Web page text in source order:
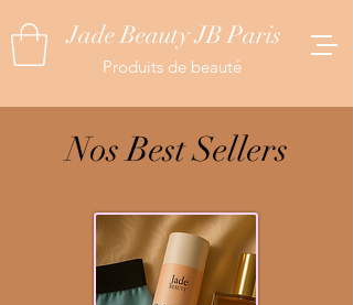
Jade Beauty JB Paris
Produits de beauté
Nos Best Sellers